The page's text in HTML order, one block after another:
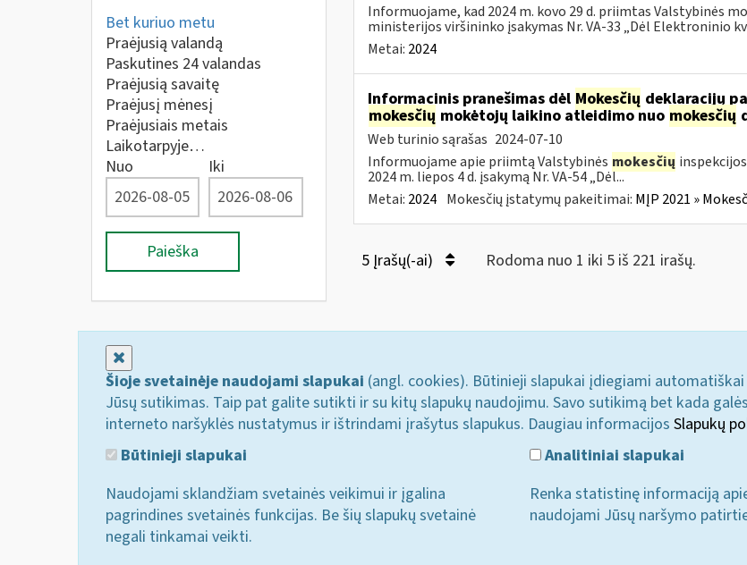
Bet kuriuo metu
Praėjusią valandą
Paskutines 24 valandas
Praėjusią savaitę
Praėjusį mėnesį
Praėjusiais metais
Laikotarpyje…
Nuo
Iki
Paieška
Informuojame, kad 2024 m. kovo 29 d. priimtas Valstybinės
ministerijos viršininko įsakymas Nr. VA-33 „Dėl Elektroninio
Metai: 2024
Informacinis pranešimas dėl Mokesčių deklaracijų
mokesčių mokėtojų laikino atleidimo nuo mokesčių
Web turinio sąrašas 2024-07-10
Informuojame apie priimtą Valstybinės mokesčių
2024 m. liepos 4 d. įsakymą Nr. VA-54 „Dėl...
Metai: 2024 Mokesčių įstatymų pakeitimai: MĮP 2021 »
5 Įrašų(-ai) Rodoma nuo 1 iki 5 iš 221 irašų.
Šioje svetainėje naudojami slapukai (angl. cookies). Būtinieji slapukai įdiegiami
Jūsų sutikimas. Taip pat galite sutikti ir su kitų slapukų naudojimu. Savo sutikimą bet kada
interneto naršyklės nustatymus ir ištrindami įrašytus slapukus. Daugiau informacijos Slapukų
Būtinieji slapukai
Naudojami sklandžiam svetainės veikimui ir įgalina
pagrindines svetainės funkcijas. Be šių slapukų svetainė
negali tinkamai veikti.
Analitiniai slapukai
Renka statistinę informaciją
naudojami Jūsų naršymo